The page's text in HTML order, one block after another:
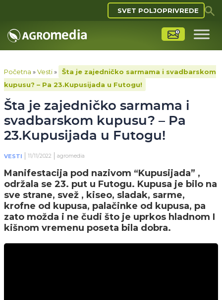
SVET POLJOPRIVREDE
Početna »Vesti»
Šta je zajedničko sarmama i svadbarskom
kupusu? – Pa 23.Kupusijada u Futogu!
Šta je zajedničko sarmama i
svadbarskom kupusu? – Pa
23.Kupusijada u Futogu!
VESTI 11/11/2022 agromedia
Manifestacija pod nazivom “Kupusijada” ,
održala se 23. put u Futogu. Kupusa je bilo na
sve strane, svež , kiseo, sladak, sarme,
krofne od kupusa, palačinke od kupusa, pa
zato možda i ne čudi što je uprkos hladnom I
kišnom vremenu poseta bila dobra.